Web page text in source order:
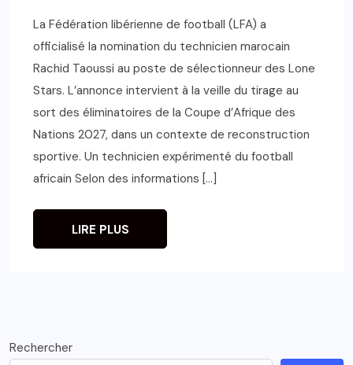
La Fédération libérienne de football (LFA) a
officialisé la nomination du technicien marocain
Rachid Taoussi au poste de sélectionneur des Lone
Stars. L’annonce intervient à la veille du tirage au
sort des éliminatoires de la Coupe d’Afrique des
Nations 2027, dans un contexte de reconstruction
sportive. Un technicien expérimenté du football
africain Selon des informations […]
LIRE PLUS
Rechercher